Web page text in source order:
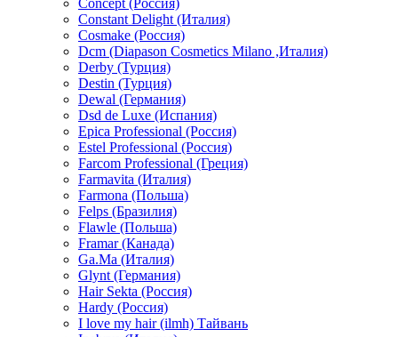
Concept (Россия)
Constant Delight (Италия)
Cosmake (Россия)
Dcm (Diapason Cosmetics Milano ,Италия)
Derby (Турция)
Destin (Турция)
Dewal (Германия)
Dsd de Luxe (Испания)
Epica Professional (Россия)
Estel Professional (Россия)
Farcom Professional (Греция)
Farmavita (Италия)
Farmona (Польша)
Felps (Бразилия)
Flawle (Польша)
Framar (Канада)
Ga.Ma (Италия)
Glynt (Германия)
Hair Sekta (Россия)
Hardy (Россия)
I love my hair (ilmh) Тайвань